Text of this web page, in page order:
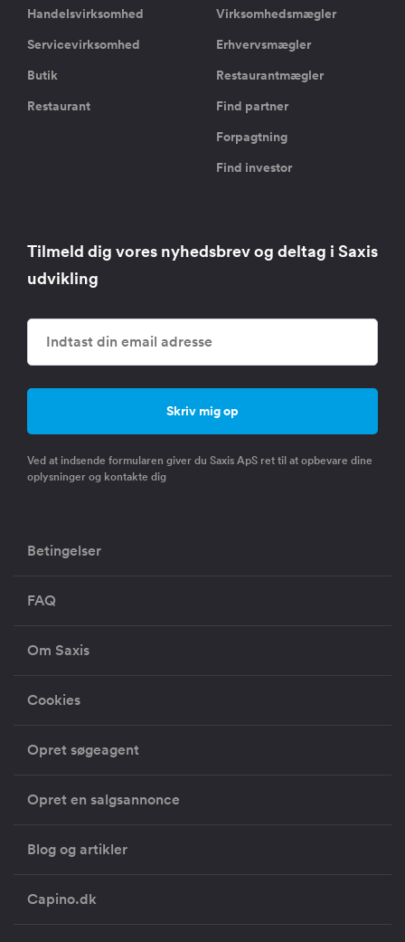
Handelsvirksomhed
Servicevirksomhed
Butik
Restaurant
Virksomhedsmægler
Erhvervsmægler
Restaurantmægler
Find partner
Forpagtning
Find investor
Tilmeld dig vores nyhedsbrev og deltag i Saxis
udvikling
Ved at indsende formularen giver du Saxis ApS ret til at opbevare dine
oplysninger og kontakte dig
Betingelser
FAQ
Om Saxis
Cookies
Opret søgeagent
Opret en salgsannonce
Blog og artikler
Capino.dk